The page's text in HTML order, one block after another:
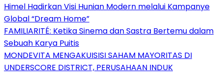
Himel Hadirkan Visi Hunian Modern melalui Kampanye
Global “Dream Home”
FAMILIARITÉ: Ketika Sinema dan Sastra Bertemu dalam
Sebuah Karya Puitis
MONDEVITA MENGAKUISISI SAHAM MAYORITAS DI
UNDERSCORE DISTRICT, PERUSAHAAN INDUK